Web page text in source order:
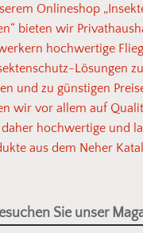
Bereich, und
oder
Sortiment. So
Insektenschutz sein!
Fotos senden
Onlineshop
bieten wir
hochwertige
Lösungen
und zu günstigen
wir vor allem auf
daher hochwertige und
aus dem Neher
Sie unser